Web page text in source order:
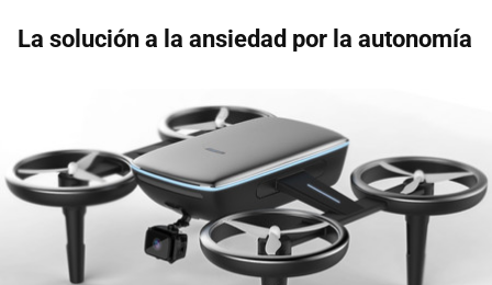
La solución a la ansiedad por la autonomía